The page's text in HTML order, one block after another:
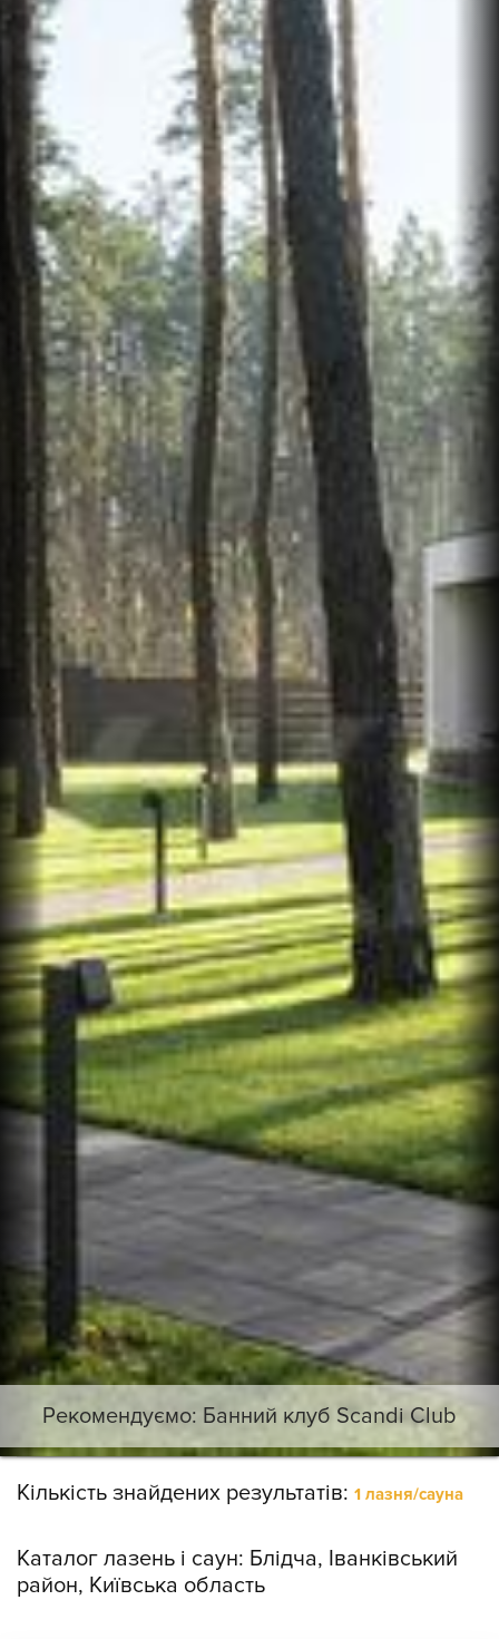
Рекомендуємо: Банний клуб Scandi Club
Кількість знайдених результатів: 1 лазня/сауна
Каталог лазень і саун: Блідча, Іванківський
район, Київська область